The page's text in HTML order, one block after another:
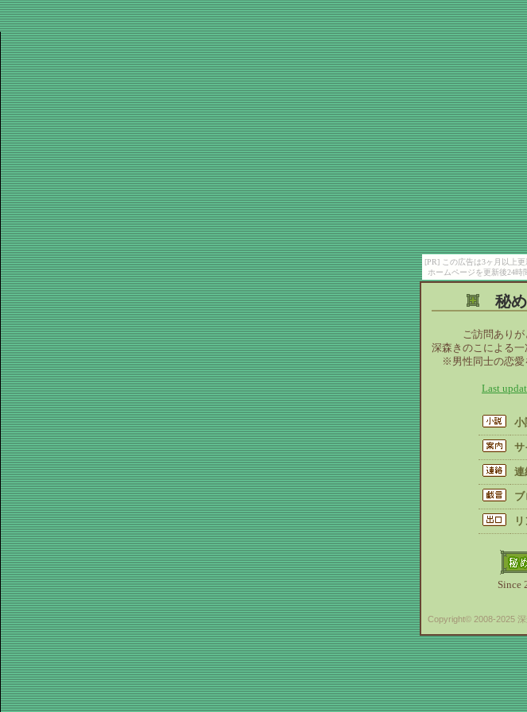
[PR] この広告は3ヶ月以上
ホームページを更新後24時
秘め
ご訪問ありが
深森きのこによる一
※男性同士の恋
Last
小
サ
連
ブ
Since
Copyright© 2008-2025